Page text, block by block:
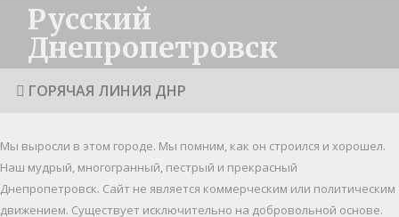
Русский
Днепропетровск
ГОРЯЧАЯ ЛИНИЯ ДНР
Мы выросли в этом городе. Мы помним, как он строился и хорошел.
Наш мудрый, многогранный, пестрый и прекрасный
Днепропетровск. Cайт не является коммерческим или политическим
движением. Существует исключительно на добровольной основе.